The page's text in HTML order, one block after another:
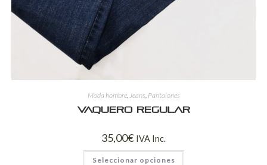
Moda hombre, Jeans Pantalones
Vaquero regular
35,00€ IVA Inc.
Seleccionar opciones